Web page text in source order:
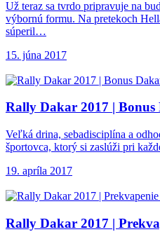
Už teraz sa tvrdo pripravuje na
výbornú formu. Na pretekoch
súperil…
15. júna 2017
Rally Dakar 2017 |
Veľká drina, sebadisciplína a
športovca, ktorý si zaslúži pri
19. apríla 2017
Rally Dakar 2017 |